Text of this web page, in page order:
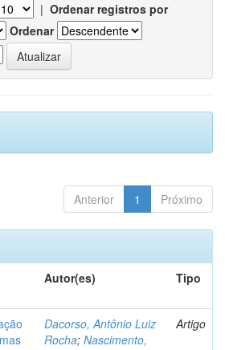
| Ordenar registros por
Ordenar
Anterior 1 Próximo
Autor(es) Tipo
Dacorso, Antônio Luiz
Rocha; Nascimento,
Artigo